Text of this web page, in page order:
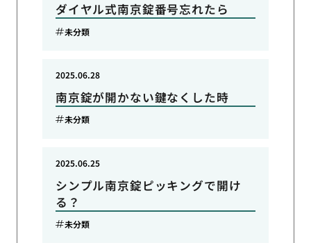
ダイヤル式南京錠番号忘れたら
未分類
南京錠が開かない鍵なくした時
2025.06.28
未分類
シンプル南京錠ピッキングで開け
る？
2025.06.25
未分類